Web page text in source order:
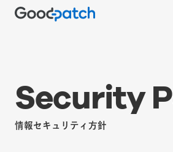
Security P
情報セキュリティ方針